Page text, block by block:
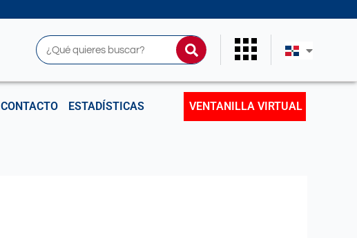
Buscar
CONTACTO ESTADÍSTICAS VENTANILLA VIRTUAL